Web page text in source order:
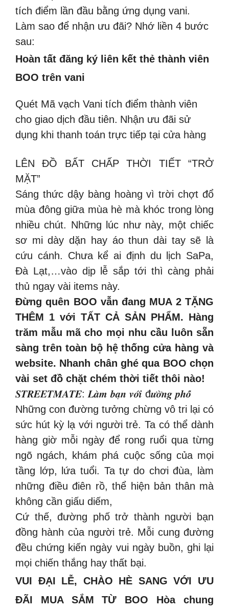
tích điểm lần đầu bằng ứng dụng vani.
Làm sao để nhận ưu đãi? Nhớ liền 4 bước
sau:
Hoàn tất đăng ký liên kết thẻ thành viên
BOO trên vani
Quét Mã vạch Vani tích điểm thành viên
cho giao dịch đầu tiên. Nhận ưu đãi sử
dụng khi thanh toán trực tiếp tại cửa hàng
LÊN ĐỒ BẤT CHẤP THỜI TIẾT “TRỞ
MẶT”
Sáng thức dậy bàng hoàng vì trời chợt đổ
mùa đông giữa mùa hè mà khóc trong lòng
nhiều chút. Những lúc như này, một chiếc
sơ mi dày dặn hay áo thun dài tay sẽ là
cứu cánh. Chưa kể ai định du lịch SaPa,
Đà Lạt,…vào dịp lễ sắp tới thì càng phải
thủ ngay vài items này.
Đừng quên BOO vẫn đang MUA 2 TẶNG
THÊM 1 với TẤT CẢ SẢN PHẨM. Hàng
trăm mẫu mã cho mọi nhu cầu luôn sẵn
sàng trên toàn bộ hệ thống cửa hàng và
website. Nhanh chân ghé qua BOO chọn
vài set đồ chặt chém thời tiết thôi nào!
𝑺𝑻𝑹𝑬𝑬𝑻𝑴𝑨𝑻𝑬: 𝑳𝒂̀𝒎 𝒃𝒂̣𝒏 𝒗𝒐̛́𝒊 đ𝒖̛𝒐̛̀𝒏𝒈 𝒑𝒉𝒐̂́
Những con đường tưởng chừng vô tri lại có
sức hút kỳ lạ với người trẻ. Ta có thể dành
hàng giờ mỗi ngày để rong ruổi qua từng
ngõ ngách, khám phá cuộc sống của mọi
tầng lớp, lứa tuổi. Ta tự do chơi đùa, làm
những điều điên rồ, thể hiện bản thân mà
không cần giấu diếm,
Cứ thế, đường phố trở thành người bạn
đồng hành của người trẻ. Mỗi cung đường
đều chứng kiến ngày vui ngày buồn, ghi lại
mọi chiến thắng hay thất bại.
VUI ĐẠI LỄ, CHÀO HÈ SANG VỚI ƯU
ĐÃI MUA SẮM TỪ BOO Hòa chung